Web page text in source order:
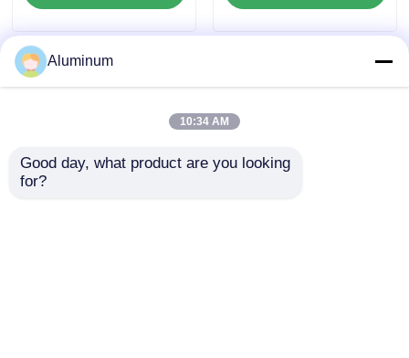
Koruma Otomatik
Radyatör
Transformörü
Aluminum
10:34 AM
Good day, what product are you looking
for?